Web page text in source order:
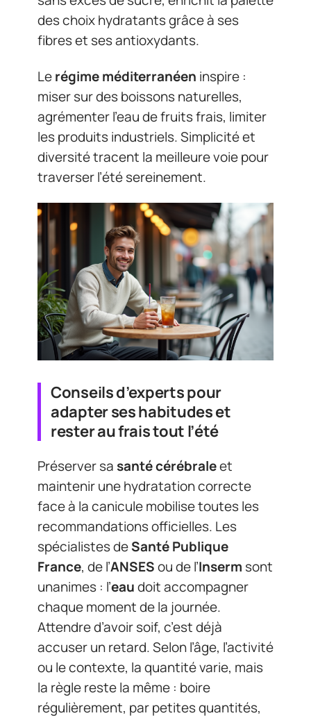
des choix hydratants grâce à ses
fibres et ses antioxydants.
Lerégime méditerranéen inspire :
miser sur des boissons naturelles,
agrémenter l’eau de fruits frais, limiter
les produits industriels. Simplicité et
diversité tracent la meilleure voie pour
traverser l’été sereinement.
Conseils d’experts pour
adapter ses habitudes et
rester au frais tout l’été
Préserver sa santé cérébraleet
maintenir une hydratation correcte
face à la canicule mobilise toutes les
recommandations officielles. Les
spécialistes deSanté Publique
France, de l’ANSESou de l’Inserm sont
unanimes : l’eaudoit accompagner
chaque moment de la journée.
Attendre d’avoir soif, c’est déjà
accuser un retard. Selon l’âge, l’activité
ou le contexte, la quantité varie, mais
la règle reste la même : boire
régulièrement, par petites quantités,